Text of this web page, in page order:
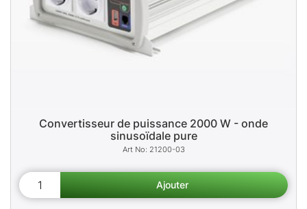
Convertisseur de puissance 2000 W - onde
sinusoïdale pure
21200-03